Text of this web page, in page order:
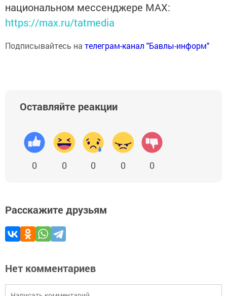
национальном мессенджере MАХ:
https://max.ru/tatmedia
Подписывайтесь на телеграм-канал "Бавлы-информ"
Оставляйте реакции
0 0 0 0 0
Расскажите друзьям
Нет комментариев